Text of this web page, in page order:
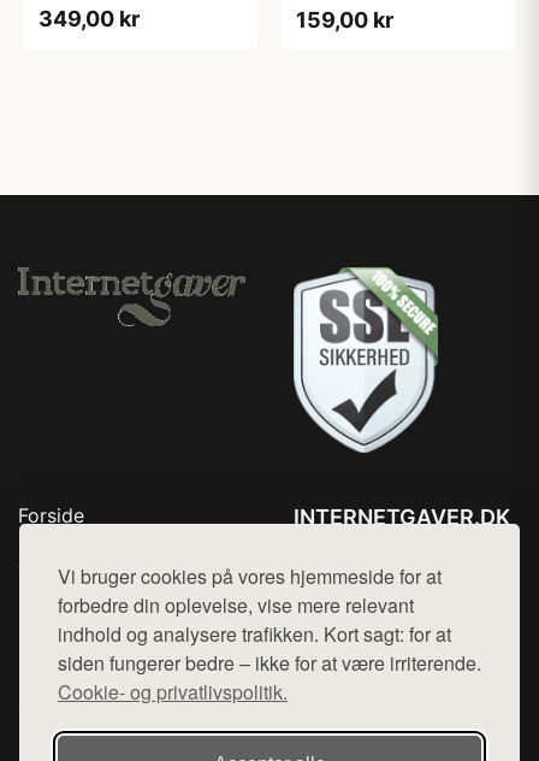
Vi bruger cookies på vores hjemmeside for at
forbedre din oplevelse, vise mere relevant
indhold og analysere trafikken. Kort sagt: for at
siden fungerer bedre – ikke for at være irriterende.
Cookie- og privatlivspolitik.
349,00 kr 159,00 kr
Forside
Top Rabatter
Blog
Kontakt
INTERNETGAVER.DK
Mail: hej@want.dk
Cookie- og privatlivspolitik